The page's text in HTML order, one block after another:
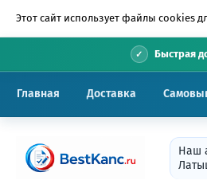
Этот сайт использует файлы cookies
Быстрая
Главная Доставка
Наш